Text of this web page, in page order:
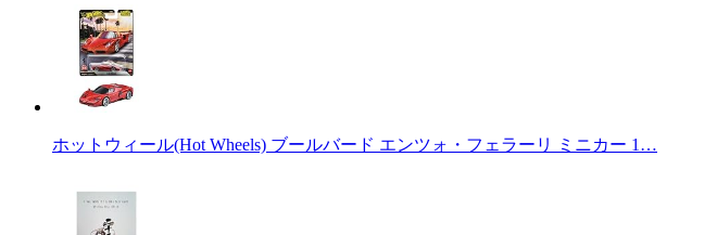
ホットウィール(Hot Wheels) ブールバード エンツォ・フェラーリ ミニカー 1…